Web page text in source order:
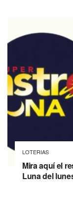
LOTERIAS
Mira aquí el
Luna del